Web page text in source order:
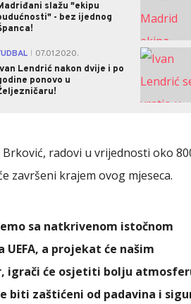
slažu "ekipu
- bez ijednog
07.01.2020.
Lendrić nakon dvije i po
ponovo u
radovi u vrijednosti oko
završeni krajem ovog mjeseca.
sa natkrivenom istočnom
a projekat će našim
igrači će osjetiti bolju
biti zaštićeni od padavina i